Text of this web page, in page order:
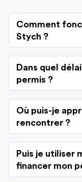
Comment
Stych ?
Dans quel
permis ?
Où puis-je
rencontrer ?
Puis je utiliser
financer mon